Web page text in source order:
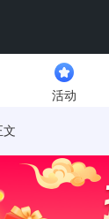
活动
文